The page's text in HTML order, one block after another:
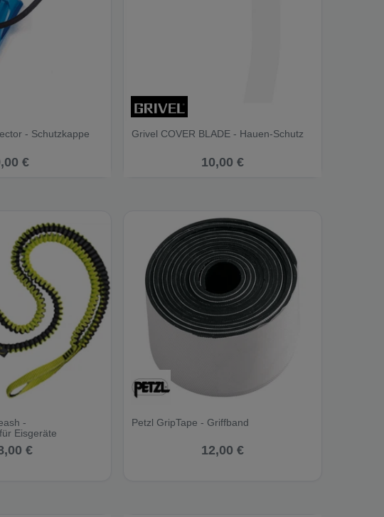
- Schutzkappe
€
Grivel COVER BLADE - Hauen-Schutz
10,00 €
-
Eisgeräte
€
Petzl GripTape - Griffband
12,00 €